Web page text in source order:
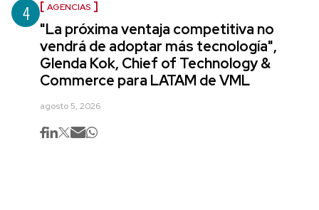
4 AGENCIAS
"La próxima ventaja competitiva no
vendrá de adoptar más tecnología",
Glenda Kok, Chief of Technology &
Commerce para LATAM de VML
agosto 5, 2026